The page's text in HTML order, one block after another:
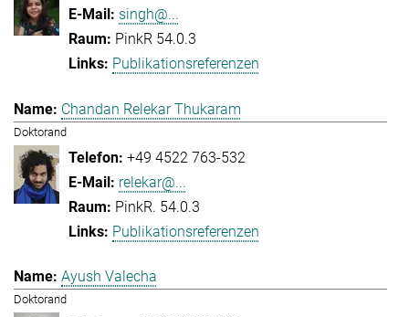
singh@...
PinkR 54.0.3
Publikationsreferenzen
Chandan Relekar Thukaram
Doktorand
+49 4522 763-532
relekar@...
PinkR. 54.0.3
Publikationsreferenzen
Ayush Valecha
Doktorand